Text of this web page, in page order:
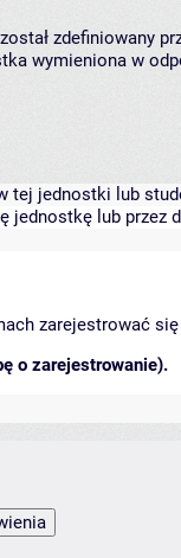
zdefiniowany
wymieniona w
tej jednostki lub
jednostkę lub przez
zarejestrować
o zarejestrowanie).